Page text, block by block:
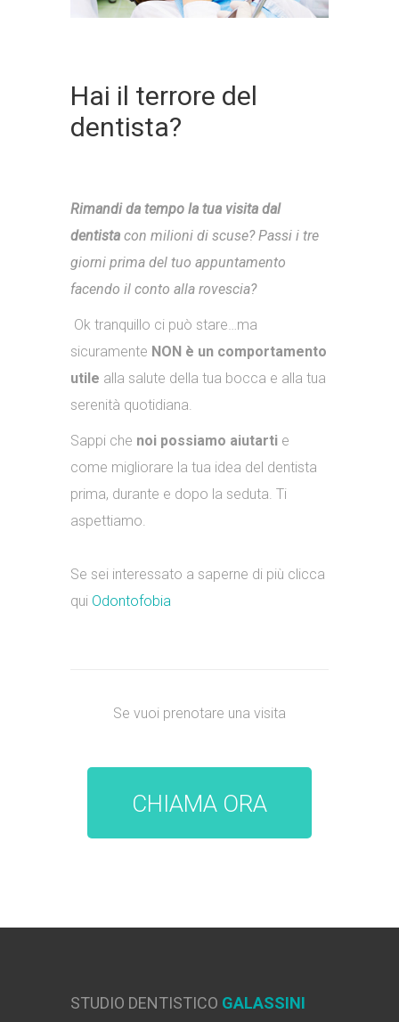
Hai il terrore del
dentista?
Rimandi da tempo la tua visita dal
dentista con milioni di scuse? Passi i tre
giorni prima del tuo appuntamento
facendo il conto alla rovescia?
Ok tranquillo ci può stare…ma
sicuramente NON è un comportamento
utile alla salute della tua bocca e alla tua
serenità quotidiana.
Sappi che noi possiamo aiutarti e
come migliorare la tua idea del dentista
prima, durante e dopo la seduta. Ti
aspettiamo.
Se sei interessato a saperne di più clicca
qui Odontofobia
Se vuoi prenotare una visita
CHIAMA ORA
STUDIO DENTISTICO GALASSINI